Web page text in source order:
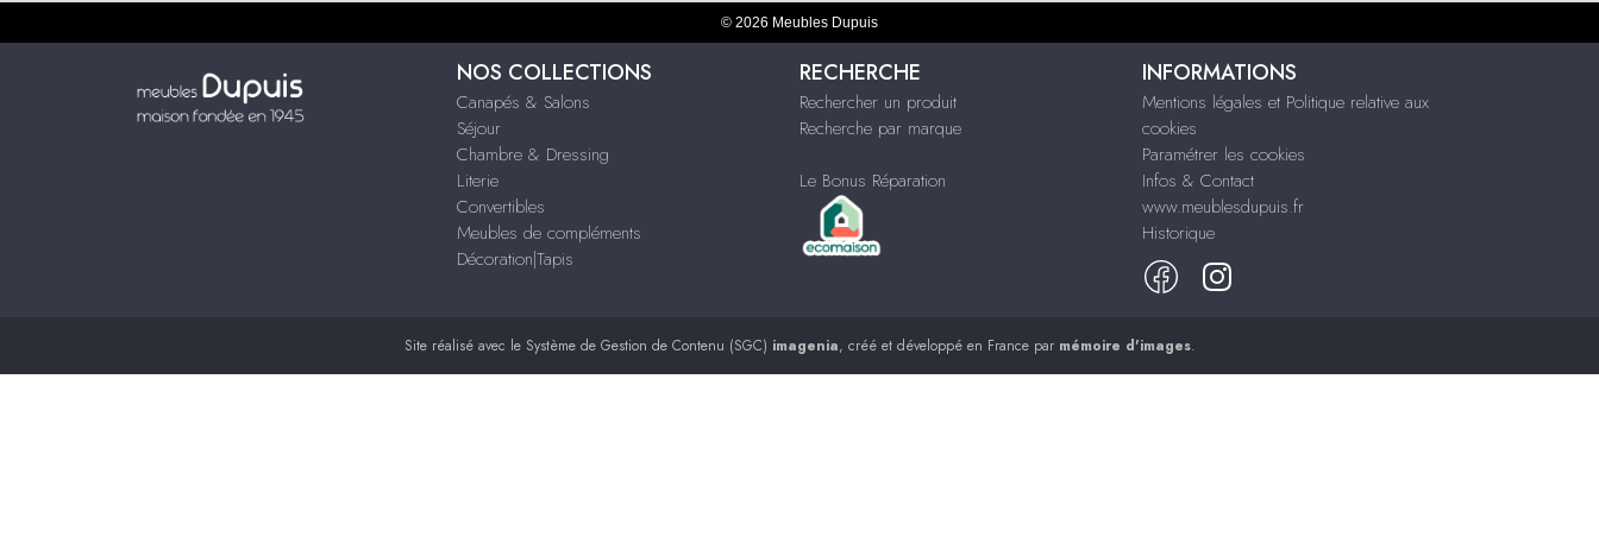
© 2026 Meubles Dupuis
NOS COLLECTIONS
Canapés & Salons
Séjour
Chambre & Dressing
Literie
Convertibles
Meubles de compléments
Décoration|Tapis
RECHERCHE
Rechercher un produit
Recherche par marque
Le Bonus Réparation
INFORMATIONS
Mentions légales et Politique relative aux
cookies
Paramétrer les cookies
Infos & Contact
www.meublesdupuis.fr
Historique
Site réalisé avec le Système de Gestion de Contenu (SGC) imagenia, créé et développé en France par mémoire d'images.